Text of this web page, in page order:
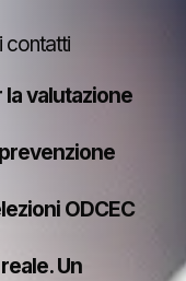
contatti
valutazione
ODCEC
Un